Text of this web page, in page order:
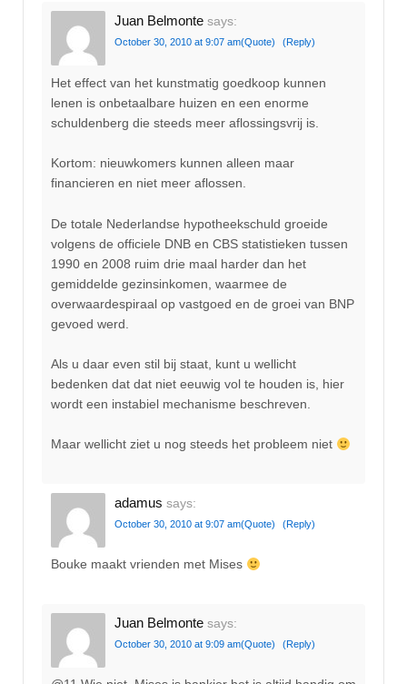
Juan Belmonte says:
October 30, 2010 at 9:07 am(Quote) (Reply)
Het effect van het kunstmatig goedkoop kunnen
lenen is onbetaalbare huizen en een enorme
schuldenberg die steeds meer aflossingsvrij is.
Kortom: nieuwkomers kunnen alleen maar
financieren en niet meer aflossen.
De totale Nederlandse hypotheekschuld groeide
volgens de officiele DNB en CBS statistieken tussen
1990 en 2008 ruim drie maal harder dan het
gemiddelde gezinsinkomen, waarmee de
overwaardespiraal op vastgoed en de groei van BNP
gevoed werd.
Als u daar even stil bij staat, kunt u wellicht
bedenken dat dat niet eeuwig vol te houden is, hier
wordt een instabiel mechanisme beschreven.
Maar wellicht ziet u nog steeds het probleem niet
adamus says:
October 30, 2010 at 9:07 am(Quote) (Reply)
Bouke maakt vrienden met Mises
Juan Belmonte says:
October 30, 2010 at 9:09 am(Quote) (Reply)